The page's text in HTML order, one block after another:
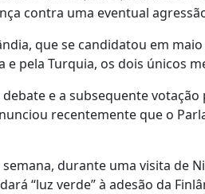
contra uma eventual
que se candidatou em
pela Turquia, os dois únicos
e a subsequente
recentemente que o
durante uma visita de
“luz verde” à adesão da